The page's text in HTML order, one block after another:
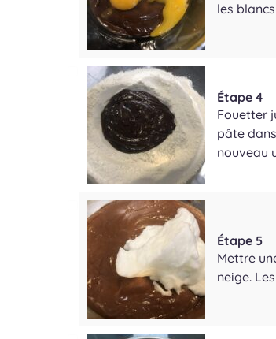
les
Étape 4
Fouetter
pâte
nouveau
Étape 5
Mettre
neige.